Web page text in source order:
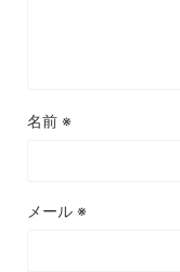
名前 ※
メール ※